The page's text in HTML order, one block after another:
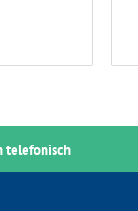
telefonisch